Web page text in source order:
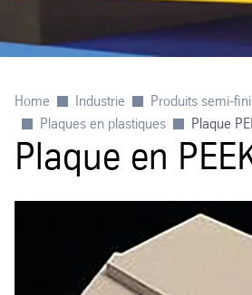
Home Industrie
Produits semi-
Plaques en plastiques
Plaque
Plaque en